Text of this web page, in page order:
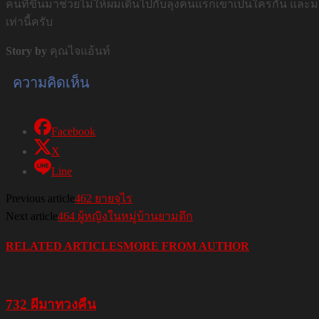
คนที่ขึ้นมาช่วยไม่ให้ผมเดินไปกับลุงคนแรกเขาเป็นใครกัน และ
เท่านี้ครับ
Story by คุณไจแอ้นท์
ความคิดเห็น
Facebook
X
Line
Previous article462 ยายจุไร
Next article464 ผู้หญิงในหมู่บ้านยามดึก
RELATED ARTICLESMORE FROM AUTHOR
732 ผีมาทวงคืน